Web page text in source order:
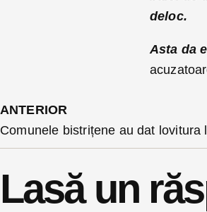
deloc.
Asta da
ANTERIOR
Lasă un